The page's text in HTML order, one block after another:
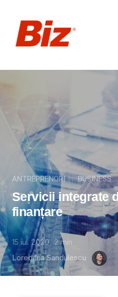
ANTREPRENORI BUSINESS
Servicii integrate
finanțare
15 iul. 2020 2min
Loredana Sandulescu